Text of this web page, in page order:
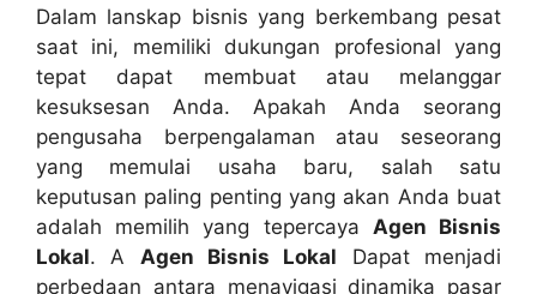
Dalam lanskap bisnis yang berkembang pesat
saat ini, memiliki dukungan profesional yang
tepat dapat membuat atau melanggar
kesuksesan Anda. Apakah Anda seorang
pengusaha berpengalaman atau seseorang
yang memulai usaha baru, salah satu
keputusan paling penting yang akan Anda buat
adalah memilih yang tepercaya Agen Bisnis
Lokal. A Agen Bisnis Lokal Dapat menjadi
perbedaan antara menavigasi dinamika pasar